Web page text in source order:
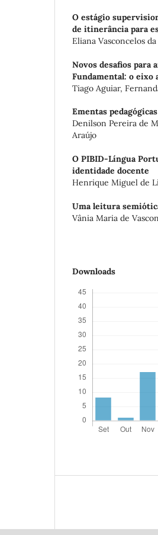
O estágio
de itinerância para
Eliana Vasconcelos
Novos desafios para
Fundamental: o eixo
Tiago Aguiar,
Ementas
Denilson Pereira de
Araújo
O PIBID-Língua
identidade docente
Henrique Miguel de
Uma leitura
Vânia Maria de
Downloads